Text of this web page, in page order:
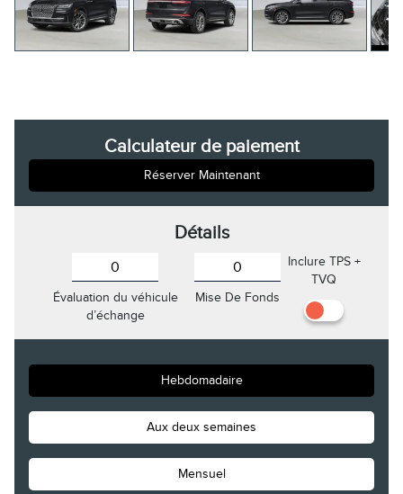
Calculateur de paiement
Réserver Maintenant
Détails
Évaluation du véhicule
d’échange
Mise De Fonds
Inclure TPS +
TVQ
Hebdomadaire
Aux deux semaines
Mensuel